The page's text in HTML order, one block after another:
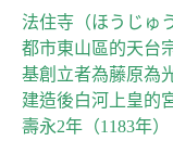
法住寺（ほうじゅ
都市東山區的天台
基創立者為藤原為
建造後白河上皇的
壽永2年（1183年